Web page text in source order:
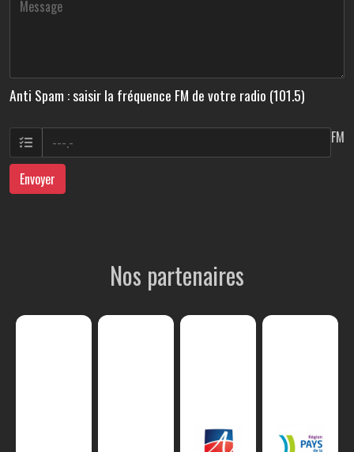
Anti Spam : saisir la fréquence FM de votre radio (101.5)
FM
Envoyer
Nos partenaires